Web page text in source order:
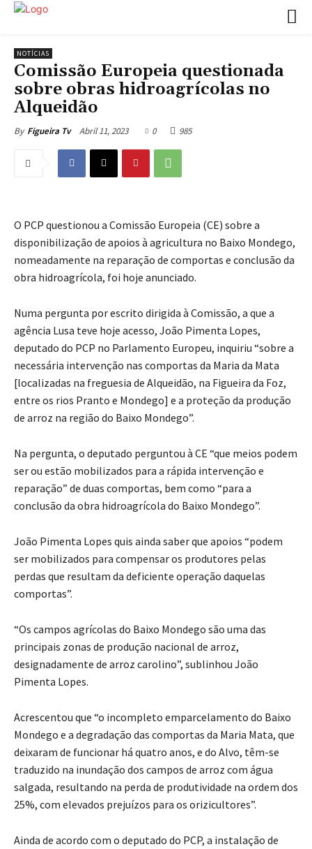
NOTÍCIAS
Comissão Europeia questionada
sobre obras hidroagrícolas no
Alqueidão
By Figueira Tv Abril 11, 2023 0 985
O PCP questionou a Comissão Europeia (CE) sobre a
disponibilização de apoios à agricultura no Baixo Mondego,
nomeadamente na reparação de comportas e conclusão da
obra hidroagrícola, foi hoje anunciado.
Numa pergunta por escrito dirigida à Comissão, a que a
agência Lusa teve hoje acesso, João Pimenta Lopes,
deputado do PCP no Parlamento Europeu, inquiriu “sobre a
necessária intervenção nas comportas da Maria da Mata
[localizadas na freguesia de Alqueidão, na Figueira da Foz,
entre os rios Pranto e Mondego] e a proteção da produção
de arroz na região do Baixo Mondego”.
Na pergunta, o deputado perguntou à CE “que meios podem
ser ou estão mobilizados para a rápida intervenção e
reparação” de duas comportas, bem como “para a
conclusão da obra hidroagrícola do Baixo Mondego”.
João Pimenta Lopes quis ainda saber que apoios “podem
ser mobilizados para compensar os produtores pelas
perdas que resultam da deficiente operação daquelas
comportas”.
“Os campos agrícolas do Baixo Mondego são uma das
principais zonas de produção nacional de arroz,
designadamente de arroz carolino”, sublinhou João
Pimenta Lopes.
Acrescentou que “o incompleto emparcelamento do Baixo
Mondego e a degradação das comportas da Maria Mata, que
deixaram de funcionar há quatro anos, e do Alvo, têm-se
traduzido na inundação dos campos de arroz com água
salgada, resultando na perda de produtividade na ordem dos
25%, com elevados prejuízos para os orizicultores”.
Ainda de acordo com o deputado do PCP, a instalação de